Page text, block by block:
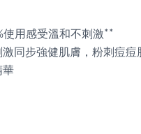
用感受溫和不刺激**
同步強健肌膚，粉刺痘痘